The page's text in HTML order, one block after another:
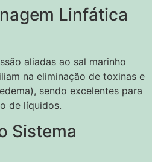
Linfática
aliadas ao sal marinho
na eliminação de toxinas e
sendo excelentes para
de líquidos.
Sistema